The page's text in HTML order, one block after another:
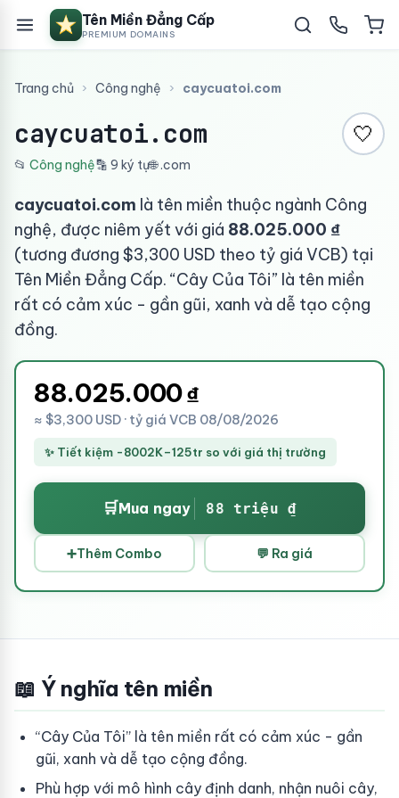
Tên Miền Đẳng Cấp
PREMIUM DOMAINS
Trang chủ › Công nghệ › caycuatoi.com
caycuatoi.com 🤍
📂 Công nghệ🔡 9 ký tự🌐 .com
caycuatoi.com là tên miền thuộc ngành Công
nghệ, được niêm yết với giá 88.025.000 ₫
(tương đương $3,300 USD theo tỷ giá VCB) tại
Tên Miền Đẳng Cấp. “Cây Của Tôi” là tên miền
rất có cảm xúc - gần gũi, xanh và dễ tạo cộng
đồng.
88.025.000₫
≈ $3,300 USD · tỷ giá VCB 08/08/2026
✨ Tiết kiệm -8002K–125tr so với giá thị trường
🛒Mua ngay 88 triệu ₫
➕Thêm Combo 💬 Ra giá
📖 Ý nghĩa tên miền
“Cây Của Tôi” là tên miền rất có cảm xúc - gần
gũi, xanh và dễ tạo cộng đồng.
Phù hợp với mô hình cây định danh, nhận nuôi cây,